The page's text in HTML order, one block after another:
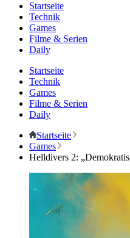
Startseite
Technik
Games
Filme & Serien
Daily
Startseite
Technik
Games
Filme & Serien
Daily
Startseite
Games
Helldivers 2: